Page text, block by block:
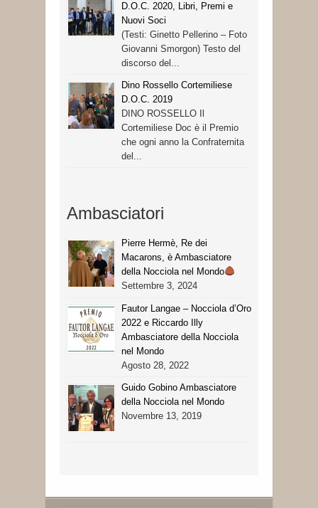
D.O.C. 2020, Libri, Premi e
Nuovi Soci
(Testi: Ginetto Pellerino – Foto
Giovanni Smorgon) Testo del
discorso del...
Dino Rossello Cortemiliese
D.O.C. 2019
DINO ROSSELLO Il
Cortemiliese Doc è il Premio
che ogni anno la Confraternita
del...
Ambasciatori
Pierre Hermè, Re dei
Macarons, è Ambasciatore
della Nocciola nel Mondo
Settembre 3, 2024
Fautor Langae – Nocciola d’Oro
2022 e Riccardo Illy
Ambasciatore della Nocciola
nel Mondo
Agosto 28, 2022
Guido Gobino Ambasciatore
della Nocciola nel Mondo
Novembre 13, 2019